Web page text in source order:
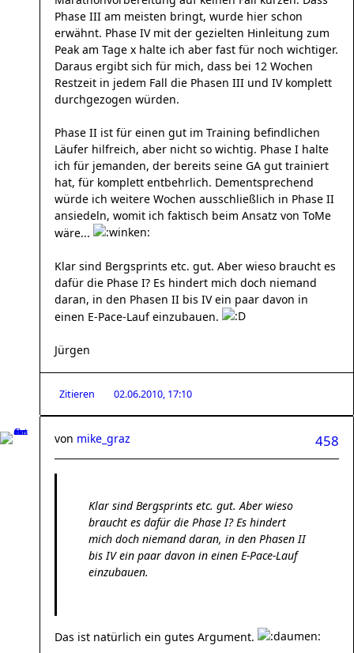
Phase III am meisten bringt, wurde hier schon
erwähnt. Phase IV mit der gezielten Hinleitung zum
Peak am Tage x halte ich aber fast für noch wichtiger.
Daraus ergibt sich für mich, dass bei 12 Wochen
Restzeit in jedem Fall die Phasen III und IV komplett
durchgezogen würden.
Phase II ist für einen gut im Training befindlichen
Läufer hilfreich, aber nicht so wichtig. Phase I halte
ich für jemanden, der bereits seine GA gut trainiert
hat, für komplett entbehrlich. Dementsprechend
würde ich weitere Wochen ausschließlich in Phase II
ansiedeln, womit ich faktisch beim Ansatz von ToMe
wäre...
Klar sind Bergsprints etc. gut. Aber wieso braucht es
dafür die Phase I? Es hindert mich doch niemand
daran, in den Phasen II bis IV ein paar davon in
einen E-Pace-Lauf einzubauen.
Jürgen
Zitieren 02.06.2010, 17:10
458
von mike_graz
Klar sind Bergsprints etc. gut. Aber wieso
braucht es dafür die Phase I? Es hindert
mich doch niemand daran, in den Phasen II
bis IV ein paar davon in einen E-Pace-Lauf
einzubauen.
Das ist natürlich ein gutes Argument.